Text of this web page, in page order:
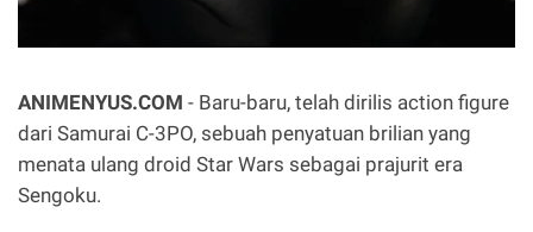
ANIMENYUS.COM - Baru-baru, telah dirilis action figure
dari Samurai C-3PO, sebuah penyatuan brilian yang
menata ulang droid Star Wars sebagai prajurit era
Sengoku.